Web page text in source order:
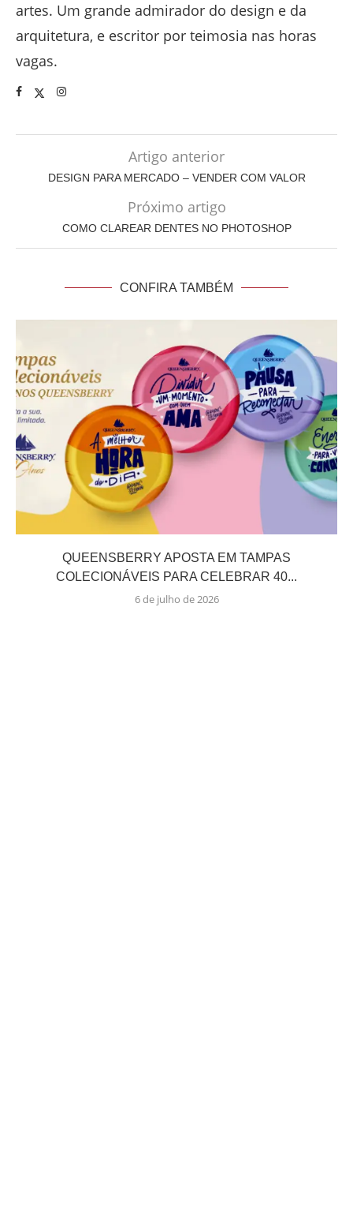
artes. Um grande admirador do design e da
arquitetura, e escritor por teimosia nas horas
vagas.
Artigo anterior
DESIGN PARA MERCADO – VENDER COM VALOR
Próximo artigo
COMO CLAREAR DENTES NO PHOTOSHOP
CONFIRA TAMBÉM
QUEENSBERRY APOSTA EM TAMPAS
COLECIONÁVEIS PARA CELEBRAR 40...
6 de julho de 2026